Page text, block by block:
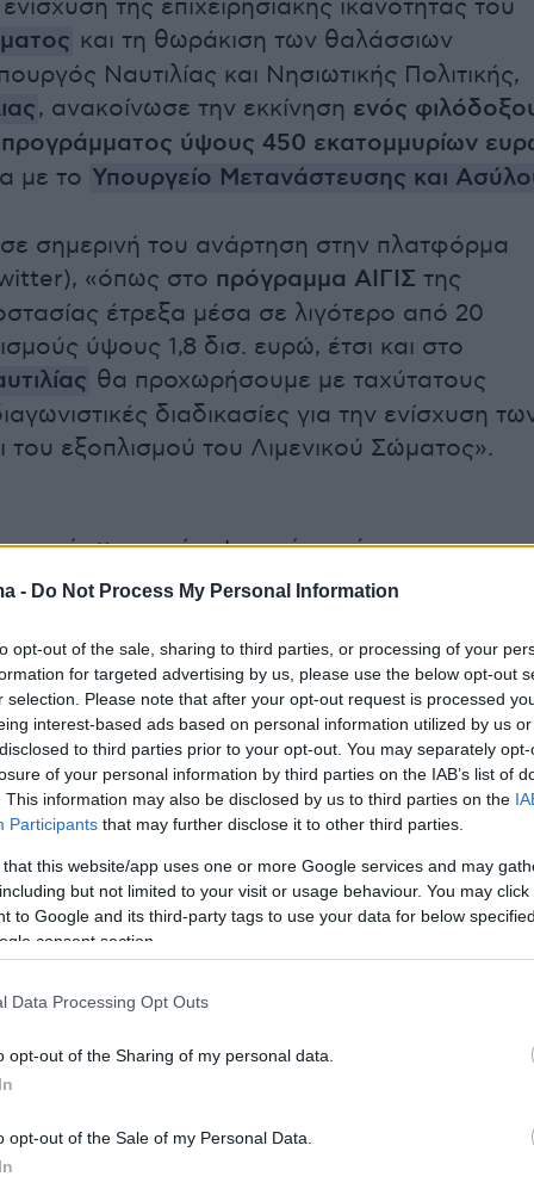
- Do Not Process My Personal Information
opt-out of the sale, sharing to third parties, or processing of your
for targeted advertising by us, please use the below opt-out
selection. Please note that after your opt-out request is processed
interest-based ads based on personal information utilized by us
to third parties prior to your opt-out. You may separately
of your personal information by third parties on the IAB’s list of
This information may also be disclosed by us to third parties on the
Participants that may further disclose it to other third parties.
that this website/app uses one or more Google services and may
but not limited to your visit or usage behaviour. You may
to Google and its third-party tags to use your data for below
consent section.
Data Processing Opt Outs
opt-out of the Sharing of my personal data.
opt-out of the Sale of my Personal Data.
της επιχειρησιακής ικανότητας του
και τη θωράκιση των θαλάσσιων
Ναυτιλίας και Νησιωτικής Πολιτικής,
, ανακοίνωσε την εκκίνηση ενός
προγράμματος ύψους 450 εκατομμυρίων
με το Υπουργείο Μετανάστευσης και
σημερινή του ανάρτηση στην πλατφόρμα
«όπως στο πρόγραμμα ΑΙΓΙΣ της
έτρεξα μέσα σε λιγότερο από 20
ύψους 1,8 δισ. ευρώ, έτσι και στο
θα προχωρήσουμε με ταχύτατους
διαδικασίες για την ενίσχυση
εξοπλισμού του Λιμενικού Σώματος».
όπως προέκυψε από συνάντηση με τον
Θάνο Πλεύρη, και σε συμφωνία
σύγχρονων και τεχνολογικά προηγμένων
περιλαμβάνει:
Θαλάσσης 80 μέτρων με ελικοδρόμια
περιπολικά
αεροσκάφη (drones)
επιτήρησης
να δημιουργηθεί μία νέα
με προηγμένα τεχνολογικά μέσα για
ανάλυση και άμεση απόκριση σε